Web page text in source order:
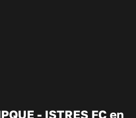
- ISTRES FC en